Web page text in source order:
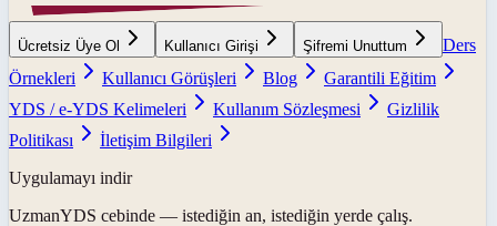
Ücretsiz Üye Ol Kullanıcı Girişi Şifremi Unuttum
Ders
Örnekleri
Kullanıcı Görüşleri Blog
Garantili Eğitim
YDS / e-YDS Kelimeleri
Kullanım Sözleşmesi
Gizlilik
Politikası
İletişim Bilgileri
Uygulamayı indir
UzmanYDS cebinde — istediğin an, istediğin yerde çalış.